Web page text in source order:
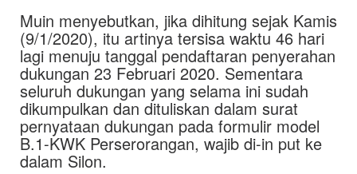
Muin menyebutkan, jika dihitung sejak Kamis
(9/1/2020), itu artinya tersisa waktu 46 hari
lagi menuju tanggal pendaftaran penyerahan
dukungan 23 Februari 2020. Sementara
seluruh dukungan yang selama ini sudah
dikumpulkan dan dituliskan dalam surat
pernyataan dukungan pada formulir model
B.1-KWK Perserorangan, wajib di-in put ke
dalam Silon.